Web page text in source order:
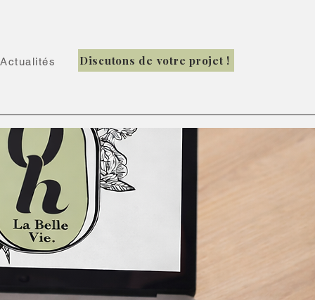
Actualités Discutons de votre projet !